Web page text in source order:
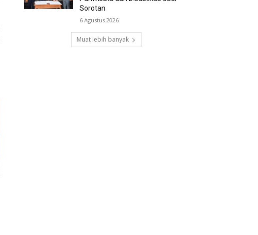
Sorotan
6 Agustus 2026
Muat lebih banyak